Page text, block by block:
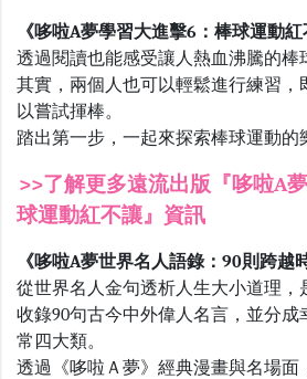
《哆啦A夢學習大進擊6：棒球運動紅
透過閱讀也能感受讓人熱血沸騰的棒
其實，兩個人也可以輕鬆進行練習，
以嘗試揮棒。
踏出第一步，一起來探索棒球運動的
>>了解更多遠流出版『哆啦A
球運動紅不讓』資訊
《哆啦A夢世界名人語錄：90則跨越
從世界名人金句透析人生大小道理，
收錄90句古今中外偉人名言，並分成
常四大類。
透過《哆啦Ａ夢》經典漫畫與名場面